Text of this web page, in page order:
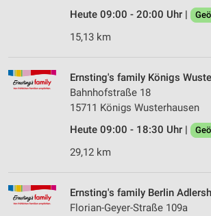
Heute 09:00 - 20:00 Uhr |
15,13 km
Ernsting's family Königs
Bahnhofstraße 18
15711 Königs Wusterhausen
Heute 09:00 - 18:30 Uhr |
29,12 km
Ernsting's family Berlin
Florian-Geyer-Straße 109a